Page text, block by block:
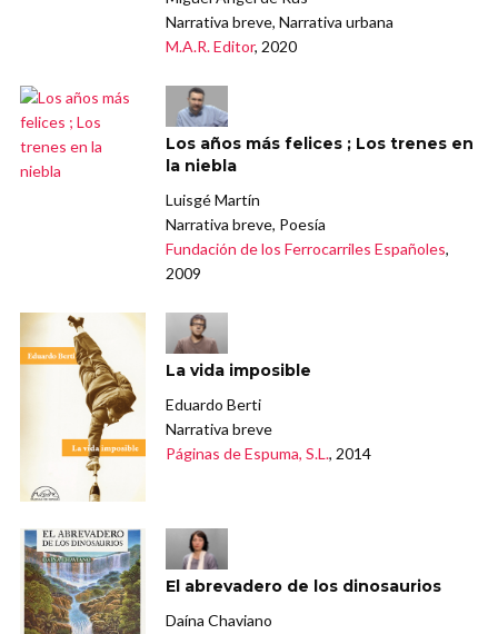
Narrativa breve, Narrativa urbana
M.A.R. Editor, 2020
Los años más felices ; Los trenes en
la niebla
Luisgé Martín
Narrativa breve, Poesía
Fundación de los Ferrocarriles Españoles,
2009
La vida imposible
Eduardo Berti
Narrativa breve
Páginas de Espuma, S.L., 2014
El abrevadero de los dinosaurios
Daína Chaviano